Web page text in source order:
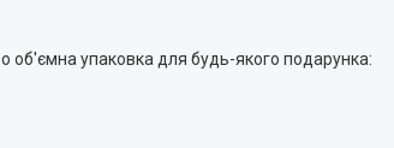
об'ємна упаковка для будь-якого подарунка: